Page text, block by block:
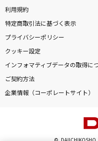
利用規約
特定商取引法に基づく表示
プライバシーポリシー
クッキー設定
インフォマティブデータの取得に
ご契約方法
企業情報（コーポレートサイト）
© DAIICHIKOSHO